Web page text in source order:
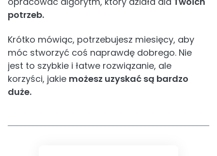
potrzeb.
Krótko mówiąc, potrzebujesz miesięcy, aby
móc stworzyć coś naprawdę dobrego. Nie
jest to szybkie i łatwe rozwiązanie, ale
korzyści, jakie możesz uzyskać są bardzo
duże.